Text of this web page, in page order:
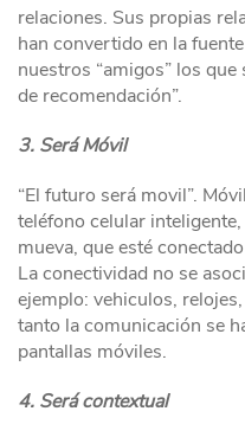
relaciones. Sus propias
han convertido en la
nuestros “amigos” los
de recomendación”.
3. Será Móvil
“El futuro será movil”.
teléfono celular
mueva, que esté
La conectividad no se
ejemplo: vehiculos,
tanto la comunicación se
pantallas móviles.
4. Será contextual